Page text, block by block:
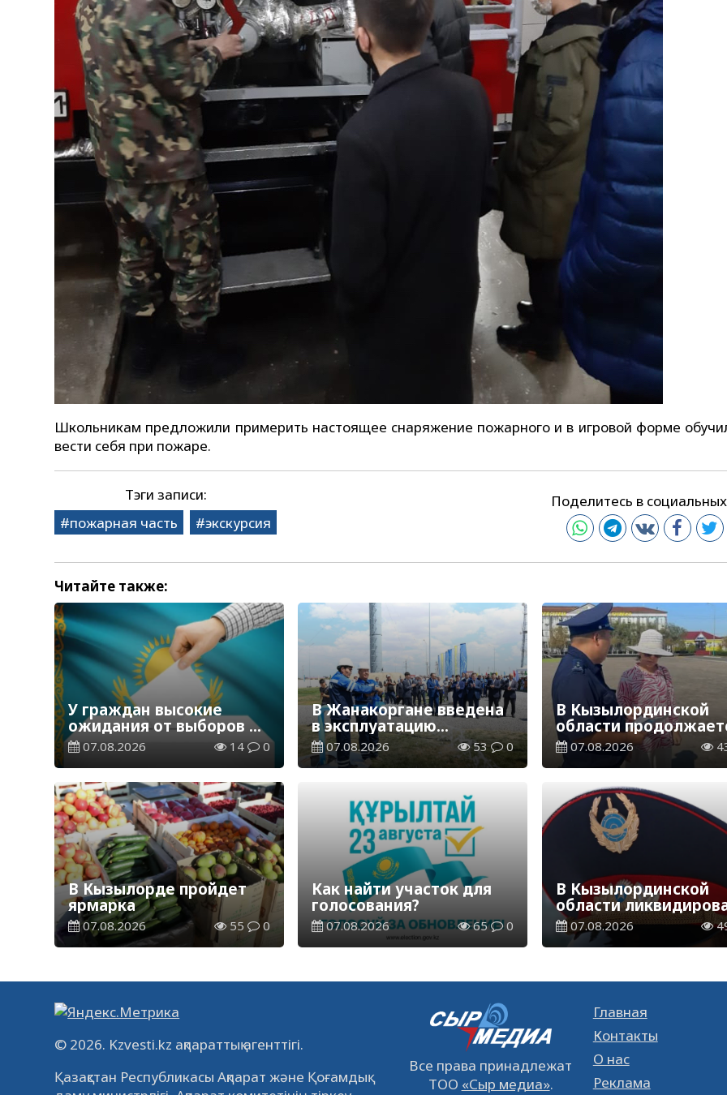
Школьникам предложили примерить настоящее снаряжение пожарного и в игровой форме
вести себя при пожаре.
Тэги записи:
пожарная часть
экскурсия
Поделитесь в
Читайте также:
У граждан высокие
ожидания от выборов в
Курултай – опрос
общественного мнения
07.08.2026 14 0
В Жанакоргане введена
в эксплуатацию
водораспределительная
станция
07.08.2026 53 0
В Кызылординской
области
экологическая акция
«Таза Қазақстан»
07.08.2026
В Кызылорде пройдет
ярмарка
07.08.2026 55 0
Как найти участок для
голосования?
07.08.2026 65 0
В Кызылординской
области
группа нелегальных
добытчиков золота
07.08.2026
© 2026. Kzvesti.kz ақпараттық агенттігі.
Қазақстан Республикасы Ақпарат және Қоғамдық
Все права принадлежат
ТОО «Сыр медиа».
Главная
Контакты
О нас
Реклама